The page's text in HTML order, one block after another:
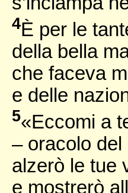
4È per le
della bella
che faceva
e delle
5«Eccomi a
– oracolo
alzerò le tue
e mostrerò